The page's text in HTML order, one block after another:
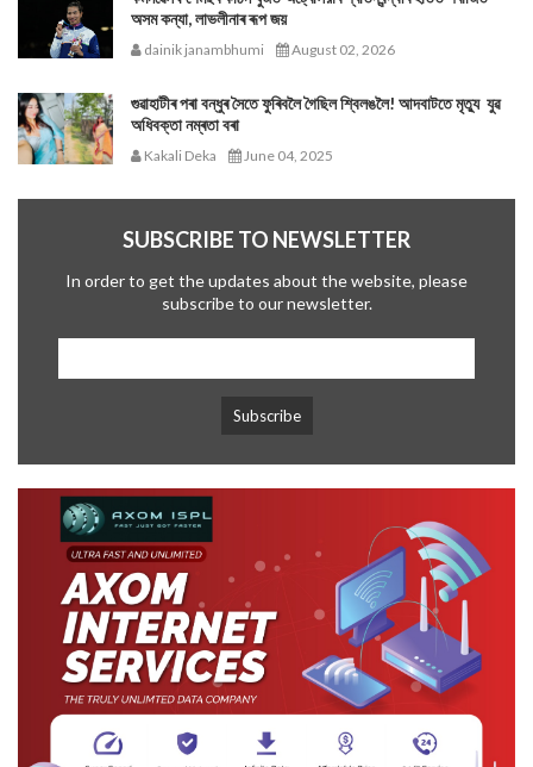
অসম কন্যা, লাভলীনাৰ ৰূপ জয়
dainik janambhumi August 02, 2026
গুৱাহাটীৰ পৰা বন্ধুৰ সৈতে ফুৰিবলৈ গৈছিল শ্বিলঙলৈ! আদবাটতে মৃত্যু যুৱ
অধিবক্তা নম্ৰতা বৰা
Kakali Deka June 04, 2025
SUBSCRIBE TO NEWSLETTER
In order to get the updates about the website, please
subscribe to our newsletter.